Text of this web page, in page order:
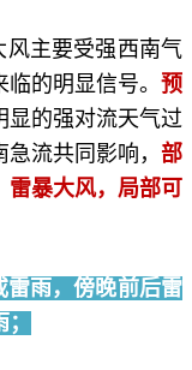
主要受强西南气
的明显信号。 预
显的强对流天气过
流共同影响， 部
暴大风，局部可
雷雨，傍晚前后雷